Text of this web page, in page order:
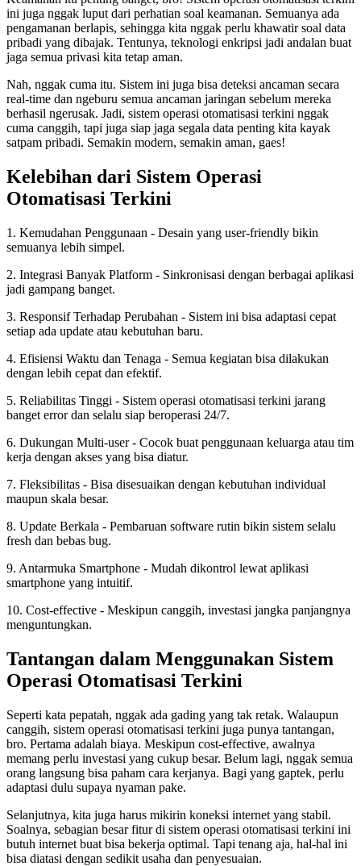
ini juga nggak luput dari perhatian soal keamanan. Semuanya ada
pengamanan berlapis, sehingga kita nggak perlu khawatir soal data
pribadi yang dibajak. Tentunya, teknologi enkripsi jadi andalan buat
jaga semua privasi kita tetap aman.
Nah, nggak cuma itu. Sistem ini juga bisa deteksi ancaman secara
real-time dan ngeburu semua ancaman jaringan sebelum mereka
berhasil ngerusak. Jadi, sistem operasi otomatisasi terkini nggak
cuma canggih, tapi juga siap jaga segala data penting kita kayak
satpam pribadi. Semakin modern, semakin aman, gaes!
Kelebihan dari Sistem Operasi
Otomatisasi Terkini
1. Kemudahan Penggunaan - Desain yang user-friendly bikin
semuanya lebih simpel.
2. Integrasi Banyak Platform - Sinkronisasi dengan berbagai aplikasi
jadi gampang banget.
3. Responsif Terhadap Perubahan - Sistem ini bisa adaptasi cepat
setiap ada update atau kebutuhan baru.
4. Efisiensi Waktu dan Tenaga - Semua kegiatan bisa dilakukan
dengan lebih cepat dan efektif.
5. Reliabilitas Tinggi - Sistem operasi otomatisasi terkini jarang
banget error dan selalu siap beroperasi 24/7.
6. Dukungan Multi-user - Cocok buat penggunaan keluarga atau tim
kerja dengan akses yang bisa diatur.
7. Fleksibilitas - Bisa disesuaikan dengan kebutuhan individual
maupun skala besar.
8. Update Berkala - Pembaruan software rutin bikin sistem selalu
fresh dan bebas bug.
9. Antarmuka Smartphone - Mudah dikontrol lewat aplikasi
smartphone yang intuitif.
10. Cost-effective - Meskipun canggih, investasi jangka panjangnya
menguntungkan.
Tantangan dalam Menggunakan Sistem
Operasi Otomatisasi Terkini
Seperti kata pepatah, nggak ada gading yang tak retak. Walaupun
canggih, sistem operasi otomatisasi terkini juga punya tantangan,
bro. Pertama adalah biaya. Meskipun cost-effective, awalnya
memang perlu investasi yang cukup besar. Belum lagi, nggak semua
orang langsung bisa paham cara kerjanya. Bagi yang gaptek, perlu
adaptasi dulu supaya nyaman pake.
Selanjutnya, kita juga harus mikirin koneksi internet yang stabil.
Soalnya, sebagian besar fitur di sistem operasi otomatisasi terkini ini
butuh internet buat bisa bekerja optimal. Tapi tenang aja, hal-hal ini
bisa diatasi dengan sedikit usaha dan penyesuaian.